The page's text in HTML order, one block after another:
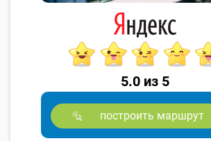
5.0 из 5
построить маршрут